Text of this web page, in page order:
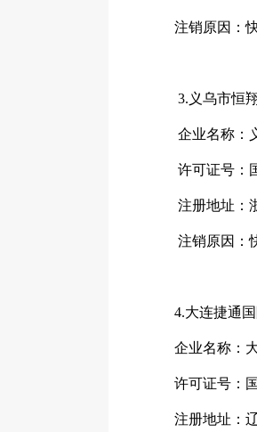
注销原因：快
3.义乌市恒翔
企业名称：义
许可证号：国
注册地址：浙
注销原因：快
4.大连捷通国
企业名称：大
许可证号：国
注册地址：辽